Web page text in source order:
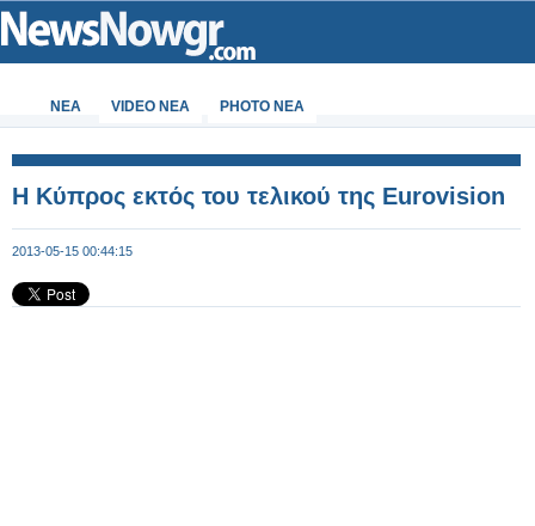
ΝΕΑ VIDEO NEA PHOTO NEA
Η Κύπρος εκτός του τελικού της Eurovision
2013-05-15 00:44:15